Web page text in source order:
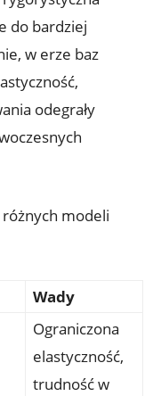
do bardziej
w erze baz
odegrały
modeli
Wady
Ograniczona⁢
elastyczność,
trudność w